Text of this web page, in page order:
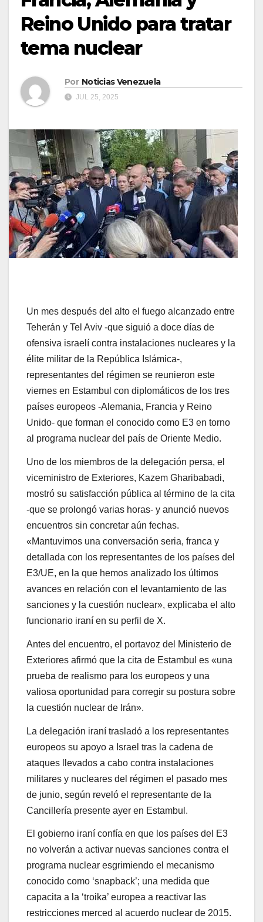
Reino Unido para tratar
tema nuclear
Por Noticias Venezuela
JUL 25, 2025
Un mes después del alto el fuego alcanzado entre
Teherán y Tel Aviv -que siguió a doce días de
ofensiva israelí contra instalaciones nucleares y la
élite militar de la República Islámica-,
representantes del régimen se reunieron este
viernes en Estambul con diplomáticos de los tres
países europeos -Alemania, Francia y Reino
Unido- que forman el conocido como E3 en torno
al programa nuclear del país de Oriente Medio.
Uno de los miembros de la delegación persa, el
viceministro de Exteriores, Kazem Gharibabadi,
mostró su satisfacción pública al término de la cita
-que se prolongó varias horas- y anunció nuevos
encuentros sin concretar aún fechas.
«Mantuvimos una conversación seria, franca y
detallada con los representantes de los países del
E3/UE, en la que hemos analizado los últimos
avances en relación con el levantamiento de las
sanciones y la cuestión nuclear», explicaba el alto
funcionario iraní en su perfil de X.
Antes del encuentro, el portavoz del Ministerio de
Exteriores afirmó que la cita de Estambul es «una
prueba de realismo para los europeos y una
valiosa oportunidad para corregir su postura sobre
la cuestión nuclear de Irán».
La delegación iraní trasladó a los representantes
europeos su apoyo a Israel tras la cadena de
ataques llevados a cabo contra instalaciones
militares y nucleares del régimen el pasado mes
de junio, según reveló el representante de la
Cancillería presente ayer en Estambul.
El gobierno iraní confía en que los países del E3
no volverán a activar nuevas sanciones contra el
programa nuclear esgrimiendo el mecanismo
conocido como ‘snapback’; una medida que
capacita a la ‘troika’ europea a reactivar las
restricciones merced al acuerdo nuclear de 2015.